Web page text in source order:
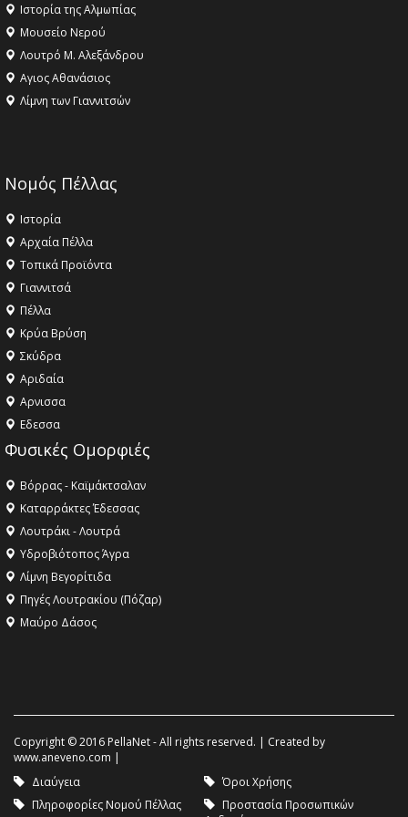
Ιστορία της Αλμωπίας
Μουσείο Νερού
Λουτρό Μ. Αλεξάνδρου
Αγιος Αθανάσιος
Λίμνη των Γιαννιτσών
Νομός Πέλλας
Ιστορία
Αρχαία Πέλλα
Τοπικά Προϊόντα
Γιαννιτσά
Πέλλα
Κρύα Βρύση
Σκύδρα
Αριδαία
Aρνισσα
Eδεσσα
Φυσικές Ομορφιές
Βόρρας - Καϊμάκτσαλαν
Καταρράκτες Έδεσσας
Λουτράκι - Λουτρά
Υδροβιότοπος Άγρα
Λίμνη Βεγορίτιδα
Πηγές Λουτρακίου (Πόζαρ)
Μαύρο Δάσος
Copyright © 2016 PellaNet - All rights reserved. | Created by
www.aneveno.com |
Διαύγεια
Όροι Χρήσης
Πληροφορίες Νομού Πέλλας
Προστασία Προσωπικών